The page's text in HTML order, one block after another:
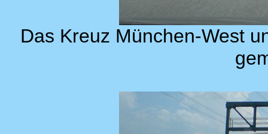
Das Kreuz München-West